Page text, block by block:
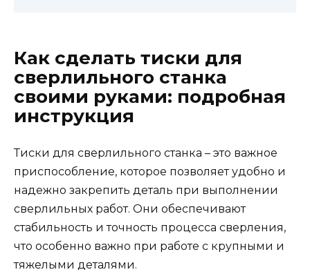
Как сделать тиски для
сверлильного станка
своими руками: подробная
инструкция
Тиски для сверлильного станка – это важное
приспособление, которое позволяет удобно и
надежно закрепить деталь при выполнении
сверлильных работ. Они обеспечивают
стабильность и точность процесса сверления,
что особенно важно при работе с крупными и
тяжелыми деталями.